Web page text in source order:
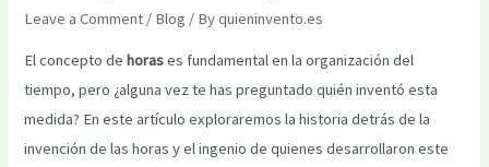
Leave a Comment / Blog / Byquieninvento.es
El concepto de horases fundamental en la organización del
tiempo, pero ¿alguna vez te has preguntado quién inventó esta
medida? En este artículo exploraremos la historia detrás de la
invención de las horas y el ingenio de quienes desarrollaron este